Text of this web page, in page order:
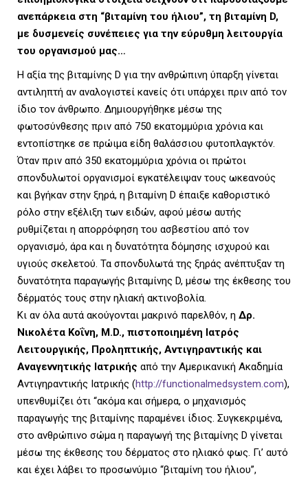
L
E
M
E
N
U
ανεπάρκεια στη “βιταμίνη του ήλιου”, τη βιταμίνη D,
με δυσμενείς συνέπειες για την εύρυθμη λειτουργία
του οργανισμού μας…
Η αξία της βιταμίνης D για την ανθρώπινη ύπαρξη γίνεται
αντιληπτή αν αναλογιστεί κανείς ότι υπάρχει πριν από τον
ίδιο τον άνθρωπο. Δημιουργήθηκε μέσω της
φωτοσύνθεσης πριν από 750 εκατομμύρια χρόνια και
εντοπίστηκε σε πρώιμα είδη θαλάσσιου φυτοπλαγκτόν.
Όταν πριν από 350 εκατομμύρια χρόνια οι πρώτοι
σπονδυλωτοί οργανισμοί εγκατέλειψαν τους ωκεανούς
και βγήκαν στην ξηρά, η βιταμίνη D έπαιξε καθοριστικό
ρόλο στην εξέλιξη των ειδών, αφού μέσω αυτής
ρυθμίζεται η απορρόφηση του ασβεστίου από τον
οργανισμό, άρα και η δυνατότητα δόμησης ισχυρού και
υγιούς σκελετού. Τα σπονδυλωτά της ξηράς ανέπτυξαν τη
δυνατότητα παραγωγής βιταμίνης D, μέσω της έκθεσης του
δέρματός τους στην ηλιακή ακτινοβολία.
Κι αν όλα αυτά ακούγονται μακρινό παρελθόν, η Δρ.
Νικολέτα Κοΐνη, M.D., πιστοποιημένη Ιατρός
Λειτουργικής, Προληπτικής, Αντιγηραντικής και
Αναγεννητικής Ιατρικής από την Αμερικανική Ακαδημία
Αντιγηραντικής Ιατρικής (http://functionalmedsystem.com),
υπενθυμίζει ότι “ακόμα και σήμερα, ο μηχανισμός
παραγωγής της βιταμίνης παραμένει ίδιος. Συγκεκριμένα,
στο ανθρώπινο σώμα η παραγωγή της βιταμίνης D γίνεται
μέσω της έκθεσης του δέρματος στο ηλιακό φως. Γι’ αυτό
και έχει λάβει το προσωνύμιο “βιταμίνη του ήλιου”,